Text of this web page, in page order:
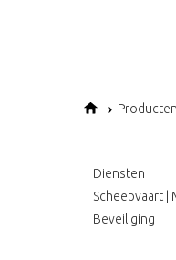
Producten
Diensten
Scheepvaart |
Beveiliging